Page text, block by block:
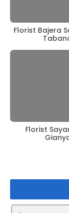
Florist Bajera
Florist